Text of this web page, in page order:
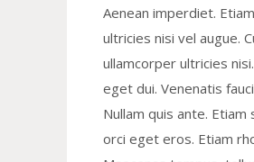
Aenean imperdiet. Etiam
ultricies nisi vel augue.
ullamcorper ultricies
eget dui. Venenatis
Nullam quis ante. Etiam
orci eget eros. Etiam